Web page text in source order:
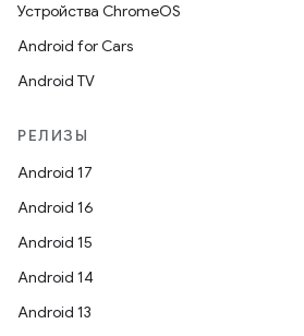
Устройства ChromeOS
Android for Cars
Android TV
РЕЛИЗЫ
Android 17
Android 16
Android 15
Android 14
Android 13